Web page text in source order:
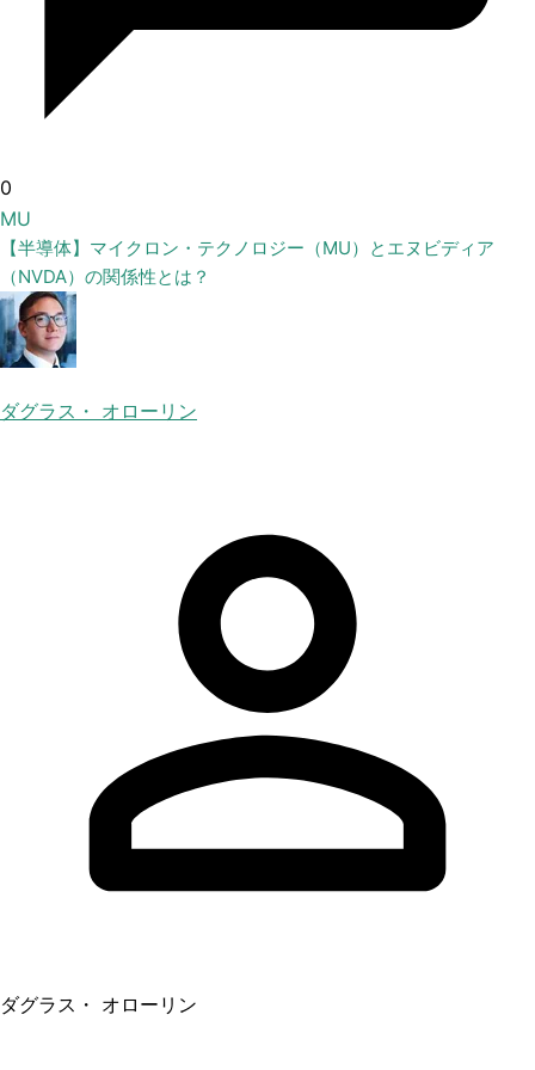
0
MU
【半導体】マイクロン・テクノロジー（MU）とエヌビディア
（NVDA）の関係性とは？
ダグラス・ オローリン
ダグラス・ オローリン